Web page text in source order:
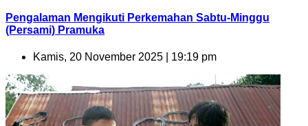
Pengalaman Mengikuti Perkemahan Sabtu-Minggu
(Persami) Pramuka
Kamis, 20 November 2025 | 19:19 pm